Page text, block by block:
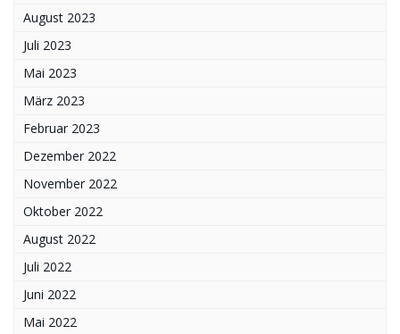
August 2023
Juli 2023
Mai 2023
März 2023
Februar 2023
Dezember 2022
November 2022
Oktober 2022
August 2022
Juli 2022
Juni 2022
Mai 2022